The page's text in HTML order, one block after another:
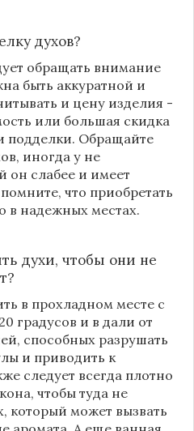
духов?
обращать внимание
быть аккуратной и
и цену изделия -
или большая скидка
подделки. Обращайте
иногда у не
он слабее и имеет
что приобретать
в надежных местах.
духи, чтобы они не
в прохладном месте с
градусов и в дали от
способных разрушать
и приводить к
следует всегда плотно
чтобы туда не
который может вызвать